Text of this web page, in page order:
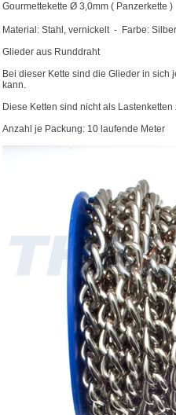
Gourmettekette Ø 3,0mm ( Panzerkette )
Material: Stahl, vernickelt - Farbe:
Glieder aus Runddraht
Bei dieser Kette sind die Glieder in sich
kann.
Diese Ketten sind nicht als
Anzahl je Packung: 10 laufende Meter